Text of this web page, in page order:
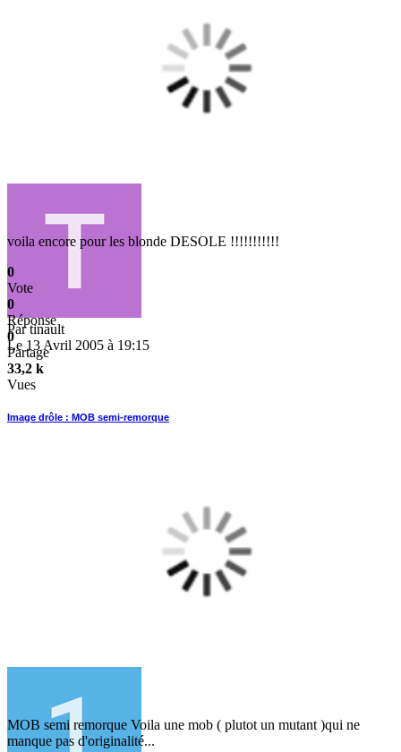
Partinault
Le 13 Avril 2005 à 19:15
voila encore pour les blonde DESOLE !!!!!!!!!!!
0
Vote
0
Réponse
0
Partage
33,2 k
Vues
Image drôle : MOB semi-remorque
MOB semi remorque Voila une mob ( plutot un mutant )qui ne
manque pas d'originalité...